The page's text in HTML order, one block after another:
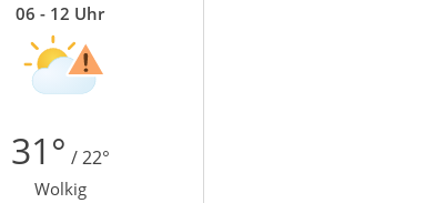
06 - 12 Uhr
31° / 22°
Wolkig